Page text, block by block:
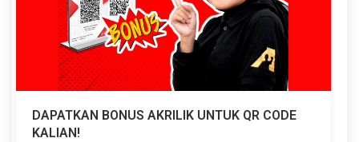
DAPATKAN BONUS AKRILIK UNTUK QR CODE
KALIAN!